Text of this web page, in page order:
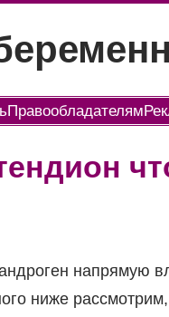
Правообладателям
напрямую
ниже